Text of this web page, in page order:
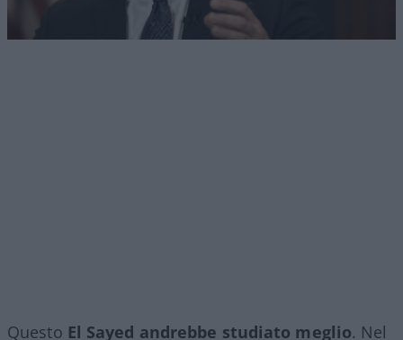
Questo El Sayed andrebbe studiato meglio. Nel